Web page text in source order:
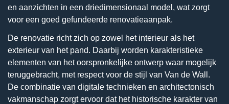
en aanzichten in een driedimensionaal model, wat zorgt
voor een goed gefundeerde renovatieaanpak.
De renovatie richt zich op zowel het interieur als het
exterieur van het pand. Daarbij worden karakteristieke
elementen van het oorspronkelijke ontwerp waar mogelijk
teruggebracht, met respect voor de stijl van Van de Wall.
De combinatie van digitale technieken en architectonisch
vakmanschap zorgt ervoor dat het historische karakter van